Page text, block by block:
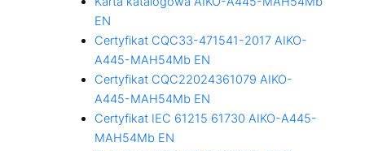
EN
Certyfikat CQC33-471541-2017 AIKO-
A445-MAH54Mb EN
Certyfikat CQC22024361079 AIKO-
A445-MAH54Mb EN
Certyfikat IEC 61215 61730 AIKO-A445-
MAH54Mb EN